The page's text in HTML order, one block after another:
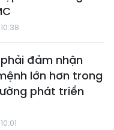
đảm nhận
lớn hơn trong
phát triển